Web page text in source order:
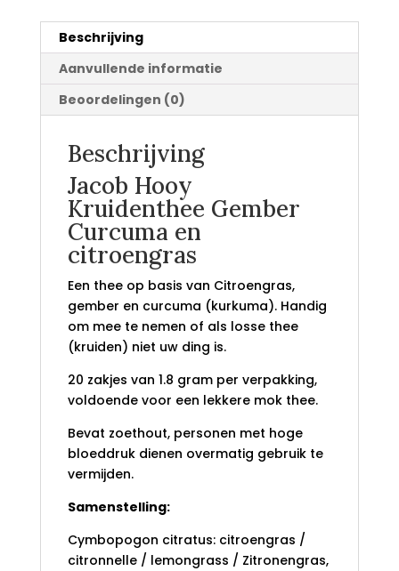
Beschrijving
Aanvullende informatie
Beoordelingen (0)
Beschrijving
Jacob Hooy
Kruidenthee Gember
Curcuma en
citroengras
Een thee op basis van Citroengras,
gember en curcuma (kurkuma). Handig
om mee te nemen of als losse thee
(kruiden) niet uw ding is.
20 zakjes van 1.8 gram per verpakking,
voldoende voor een lekkere mok thee.
Bevat zoethout, personen met hoge
bloeddruk dienen overmatig gebruik te
vermijden.
Samenstelling:
Cymbopogon citratus: citroengras /
citronnelle / lemongrass / Zitronengras,